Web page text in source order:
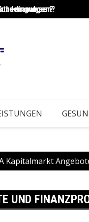
Kapitalmarkt
UND